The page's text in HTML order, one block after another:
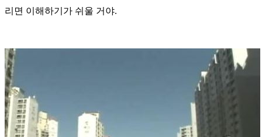
리면 이해하기가 쉬울 거야.